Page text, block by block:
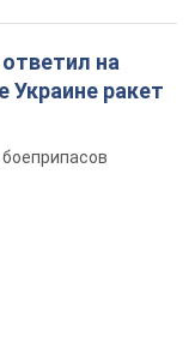
на
Украине ракет